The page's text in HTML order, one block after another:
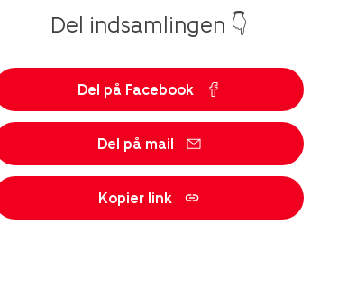
Del indsamlingen 👇
Del på Facebook
Del på mail
Kopier link